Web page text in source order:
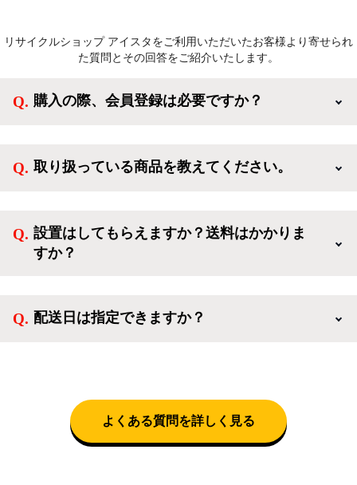
リサイクルショップ アイスタをご利用いただいたお客様より寄せられ
た質問とその回答をご紹介いたします。
購入の際、会員登録は必要ですか？
方、登録しなくてもカートに商品を入れた後、ログイ
取り扱っている商品を教えてください。
活を応援するような家電セットから、季節・空調家
電、調理家電、生活家電まで、幅広く中古家電を取り
設置はしてもらえますか？送料はかかりま
すか？
神奈川・千葉)において自社配送を選択いただくこと
配送日は指定できますか？
話にて日時決定に関するご連絡をさせて頂きます。
よくある質問を詳しく見る